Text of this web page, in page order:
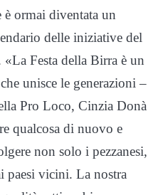
è ormai diventata un
delle iniziative del
Festa della Birra è un
unisce le generazioni –
Pro Loco, Cinzia Donà
qualcosa di nuovo e
non solo i pezzanesi,
paesi vicini. La nostra